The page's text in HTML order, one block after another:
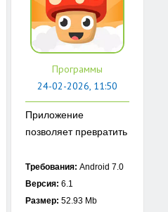
Программы
24-02-2026, 11:50
Приложение
позволяет превратить
Требования: Android 7.0
Версия: 6.1
Размер: 52.93 Mb